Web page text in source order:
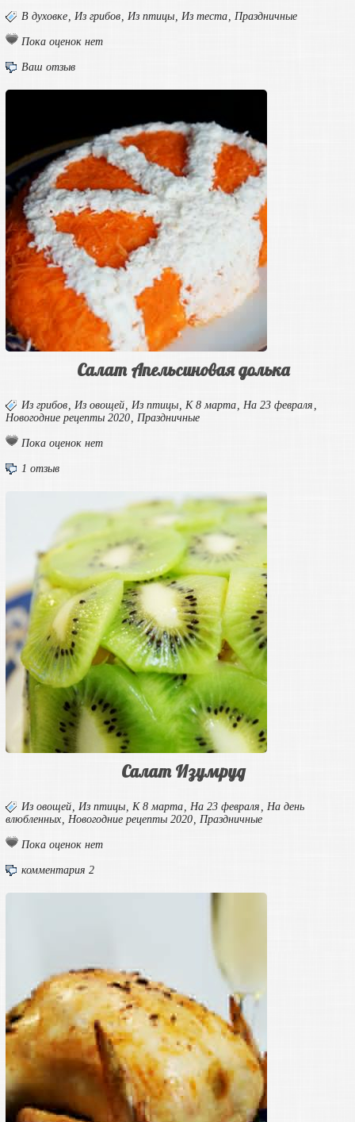
В духовке Из грибов Из птицы Из теста Праздничные
Пока оценок нет
Ваш отзыв
Салат Апельсиновая долька
Из грибов Из овощей Из птицы К 8 марта На 23 февраля
Новогодние рецепты 2020
Праздничные
Пока оценок нет
1 отзыв
Салат Изумруд
Из овощей, Из птицы, К 8 марта, На 23 февраля , На день
влюбленных, Новогодние рецепты 2020, Праздничные
Пока оценок нет
комментария 2